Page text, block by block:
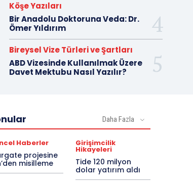
Köşe Yazıları
Bir Anadolu Doktoruna Veda: Dr.
Ömer Yıldırım
Bireysel Vize Türleri ve Şartları
ABD Vizesinde Kullanılmak Üzere
Davet Mektubu Nasıl Yazılır?
Daha Fazla
Haberler
projesine
misilleme
Girişimcilik
Hikayeleri
Tide 120 milyon
dolar yatırım aldı